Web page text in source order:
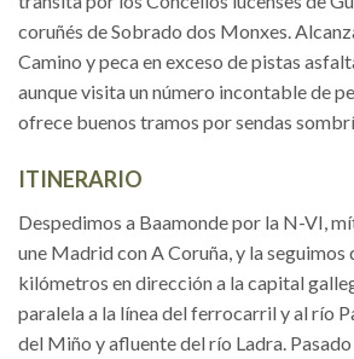
coruñés de Sobrado dos Monxes.
Camino y peca en exceso de pistas
aunque visita un número incontable de
ofrece buenos tramos por sendas
ITINERARIO
Despedimos a Baamonde por la N-VI,
une Madrid con A Coruña, y la seguimos
kilómetros en dirección a la capital
paralela a la línea del ferrocarril y al río
del Miño y afluente del río Ladra.